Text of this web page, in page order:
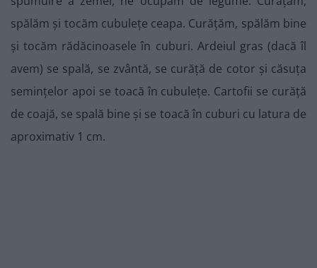
spălăm și tocăm cubulețe ceapa. Curățăm, spălăm bine
și tocăm rădăcinoasele în cuburi. Ardeiul gras (dacă îl
avem) se spală, se zvântă, se curăță de cotor și căsuța
semințelor apoi se toacă în cubulețe. Cartofii se curăță
de coajă, se spală bine și se toacă în cuburi cu latura de
aproximativ 1 cm.